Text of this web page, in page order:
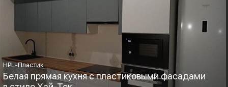
HPL-Пластик
Белая прямая кухня с пластиковыми фасадами